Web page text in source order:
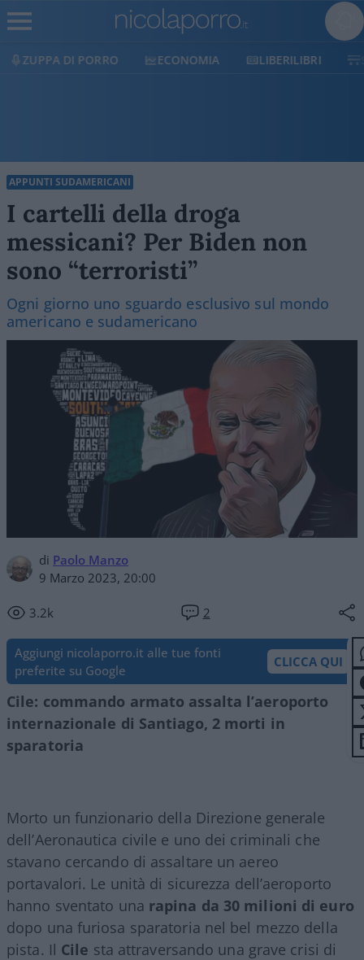
ECONOMIA LIBERILIBRI SHOP SOSTIENICI
APPUNTI SUDAMERICANI
I cartelli della droga
messicani? Per Biden non
sono “terroristi”
Ogni giorno uno sguardo esclusivo sul mondo
americano e sudamericano
di Paolo Manzo
9 Marzo 2023, 20:00
3.2k 2
Aggiungi nicolaporro.it alle tue fonti
preferite su Google
CLICCA QUI
Cile: commando armato assalta l’aeroporto
internazionale di Santiago, 2 morti in
sparatoria
Morto un funzionario della Direzione generale
dell’Aeronautica civile e uno dei criminali che
stavano cercando di assaltare un aereo
portavalori. Le unità di sicurezza dell’aeroporto
hanno sventato una rapina da 30 milioni di euro
dopo una furiosa sparatoria nel bel mezzo della
pista. Il Cile sta attraversando una grave crisi di